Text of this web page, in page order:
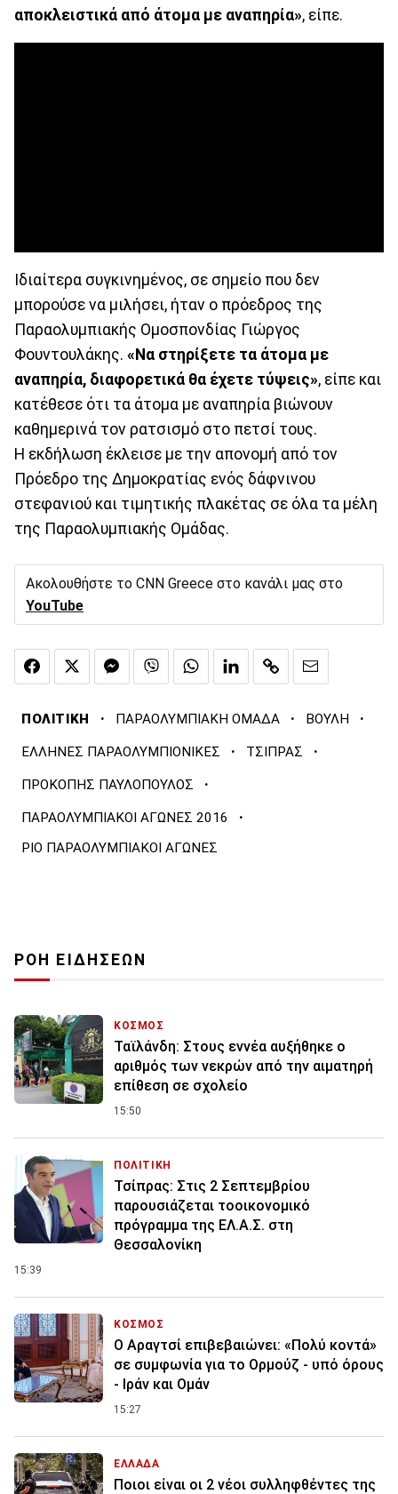
αποκλειστικά από άτομα με αναπηρία», είπε.
Ιδιαίτερα συγκινημένος, σε σημείο που δεν
μπορούσε να μιλήσει, ήταν ο πρόεδρος της
Παραολυμπιακής Ομοσπονδίας Γιώργος
Φουντουλάκης. «Να στηρίξετε τα άτομα με
αναπηρία, διαφορετικά θα έχετε τύψεις», είπε και
κατέθεσε ότι τα άτομα με αναπηρία βιώνουν
καθημερινά τον ρατσισμό στο πετσί τους.
Η εκδήλωση έκλεισε με την απονομή από τον
Πρόεδρο της Δημοκρατίας ενός δάφνινου
στεφανιού και τιμητικής πλακέτας σε όλα τα μέλη
της Παραολυμπιακής Ομάδας.
Ακολουθήστε το CNN Greece στο κανάλι μας στο
YouTube
ΠΟΛΙΤΙΚΗ · ΠΑΡΑΟΛΥΜΠΙΑΚΗ ΟΜΑΔΑ · ΒΟΥΛΗ ·
ΕΛΛΗΝΕΣ ΠΑΡΑΟΛΥΜΠΙΟΝΙΚΕΣ · ΤΣΙΠΡΑΣ ·
ΠΡΟΚΟΠΗΣ ΠΑΥΛΟΠΟΥΛΟΣ ·
ΠΑΡΑΟΛΥΜΠΙΑΚΟΙ ΑΓΩΝΕΣ 2016 ·
ΡΙΟ ΠΑΡΑΟΛΥΜΠΙΑΚΟΙ ΑΓΩΝΕΣ
ΡΟΗ ΕΙΔΗΣΕΩΝ
ΚΟΣΜΟΣ
Ταϊλάνδη: Στους εννέα αυξήθηκε ο
αριθμός των νεκρών από την αιματηρή
επίθεση σε σχολείο
15:50
ΠΟΛΙΤΙΚΗ
Τσίπρας: Στις 2 Σεπτεμβρίου
παρουσιάζεται τοοικονομικό
πρόγραμμα της ΕΛ.Α.Σ. στη
Θεσσαλονίκη
15:39
ΚΟΣΜΟΣ
Ο Αραγτσί επιβεβαιώνει: «Πολύ κοντά»
σε συμφωνία για το Ορμούζ - υπό όρους
- Ιράν και Ομάν
15:27
ΕΛΛΑΔΑ
Ποιοι είναι οι 2 νέοι συλληφθέντες της